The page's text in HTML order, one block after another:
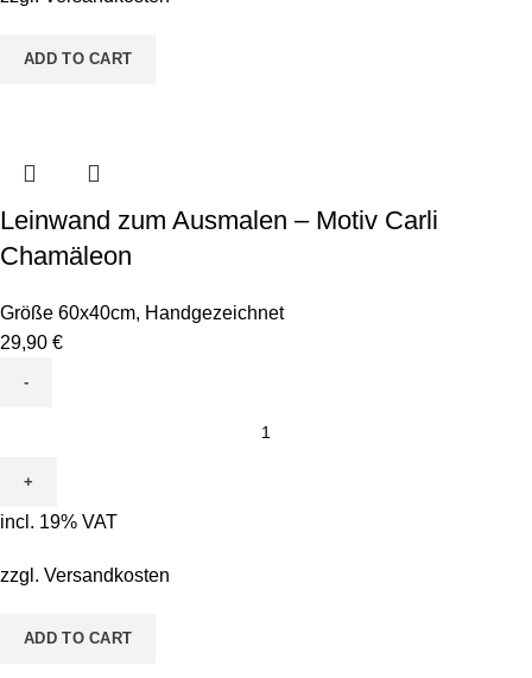
quantity
ADD TO CART
Leinwand zum Ausmalen – Motiv Carli
Chamäleon
Größe 60x40cm, Handgezeichnet
29,90 €
Ausmalen
-
Carli
quantity
incl. 19% VAT
zzgl. Versandkosten
ADD TO CART